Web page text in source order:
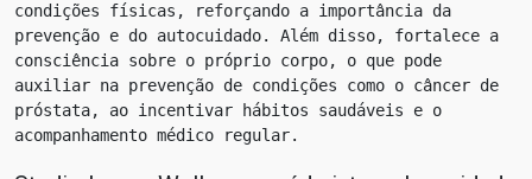
condições físicas, reforçando a importância da
prevenção e do autocuidado. Além disso, fortalece a
consciência sobre o próprio corpo, o que pode
auxiliar na prevenção de condições como o câncer de
próstata, ao incentivar hábitos saudáveis e o
acompanhamento médico regular.